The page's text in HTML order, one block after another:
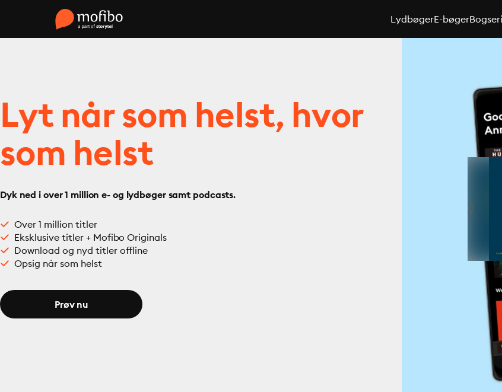
LydbøgerE-bøger
Lyt når som helst, hvor
som helst
Dyk ned i over 1 million e- og lydbøger samt podcasts.
Over 1 million titler
Eksklusive titler + Mofibo Originals
Download og nyd titler offline
Opsig når som helst
Prøv nu